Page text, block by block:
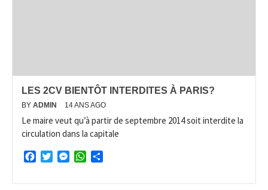
LES 2CV BIENTÔT INTERDITES À PARIS?
BY ADMIN 14 ANS AGO
Le maire veut qu’à partir de septembre 2014 soit interdite la
circulation dans la capitale
FacebookTwitterMessengerWhatsApp